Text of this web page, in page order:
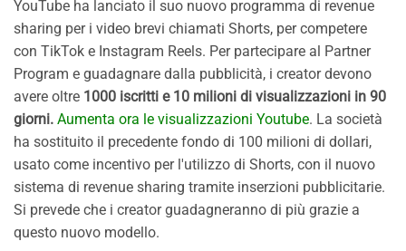
YouTube ha lanciato il suo nuovo programma di revenue
sharing per i video brevi chiamati Shorts, per competere
con TikTok e Instagram Reels. Per partecipare al Partner
Program e guadagnare dalla pubblicità, i creator devono
avere oltre 1000 iscritti e 10 milioni di visualizzazioni in 90
giorni. Aumenta ora le visualizzazioni Youtube. La società
ha sostituito il precedente fondo di 100 milioni di dollari,
usato come incentivo per l'utilizzo di Shorts, con il nuovo
sistema di revenue sharing tramite inserzioni pubblicitarie.
Si prevede che i creator guadagneranno di più grazie a
questo nuovo modello.